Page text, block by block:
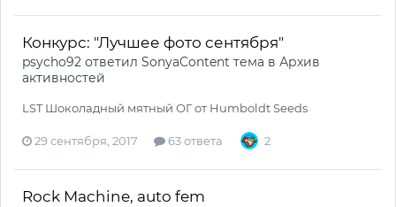
Конкурс: "Лучшее фото сентября"
psycho92 ответил SonyaContent тема в Архив
активностей
LST Шоколадный мятный ОГ от Humboldt Seeds
29 сентября, 2017 63 ответа 2
Rock Machine, auto fem